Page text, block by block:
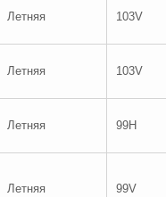
Летняя 103V
Летняя 103V
Летняя 99H
Летняя 99V